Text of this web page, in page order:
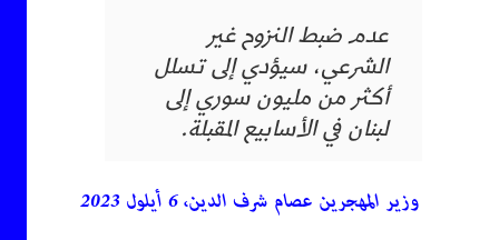
عدم ضبط النزوح غير
الشرعي، سيؤدي إلى تسلل
أكثر من مليون سوري إلى
لبنان في الأسابيع المقبلة.
وزير المهجرين عصام شرف الدين، 6 أيلول 2023